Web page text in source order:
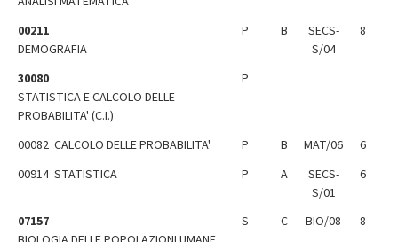
00211
DEMOGRAFIA
P B
SECS-
S/04
8
30080
STATISTICA E CALCOLO DELLE
PROBABILITA' (C.I.)
P
00082 CALCOLO DELLE PROBABILITA' P B MAT/06
6
00914 STATISTICA
P A
SECS-
S/01
6
07157
S C BIO/08 8